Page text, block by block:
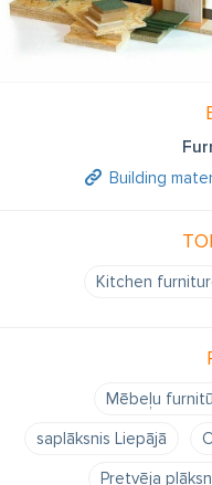
Building
Kitchen
Mēbeļu
saplāksnis Liepājā
Pretvēja